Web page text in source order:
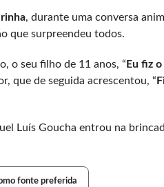
, durante uma conversa
que surpreendeu todos.
o seu filho de 11 anos, “ Eu fiz
que de seguida acrescentou, “
Luís Goucha entrou na
fonte preferida